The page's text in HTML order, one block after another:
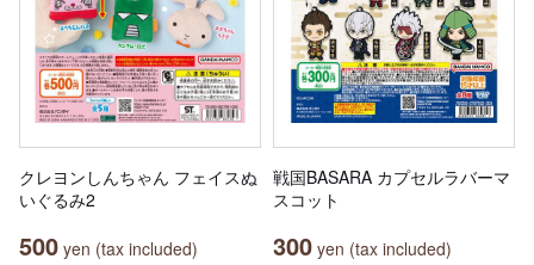
クレヨンしんちゃん フェイスぬ
いぐるみ2
500 yen (tax included)
戦国BASARA カプセルラバーマ
スコット
300 yen (tax included)